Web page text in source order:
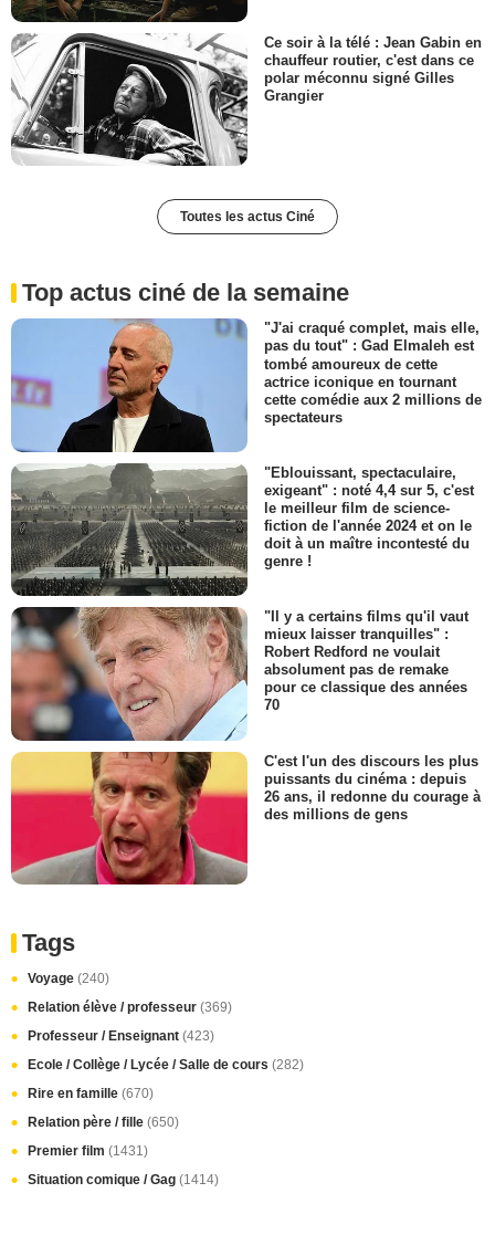
Ce soir à la télé : Jean Gabin en
chauffeur routier, c'est dans ce
polar méconnu signé Gilles
Grangier
Toutes les actus Ciné
Top actus ciné de la semaine
"J'ai craqué complet, mais elle,
pas du tout" : Gad Elmaleh est
tombé amoureux de cette
actrice iconique en tournant
cette comédie aux 2 millions de
spectateurs
"Eblouissant, spectaculaire,
exigeant" : noté 4,4 sur 5, c'est
le meilleur film de science-
fiction de l'année 2024 et on le
doit à un maître incontesté du
genre !
"Il y a certains films qu'il vaut
mieux laisser tranquilles" :
Robert Redford ne voulait
absolument pas de remake
pour ce classique des années
70
C'est l'un des discours les plus
puissants du cinéma : depuis
26 ans, il redonne du courage à
des millions de gens
Tags
Voyage (240)
Relation élève / professeur (369)
Professeur / Enseignant (423)
Ecole / Collège / Lycée / Salle de cours (282)
Rire en famille (670)
Relation père / fille (650)
Premier film (1431)
Situation comique / Gag (1414)